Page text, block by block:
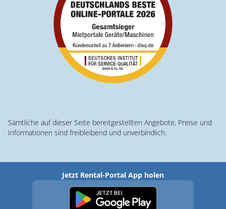
Sämtliche auf dieser Seite bereitgestellten Angebote, Preise und
Informationen sind freibleibend und unverbindlich.
Jetzt Rental-Portal App holen